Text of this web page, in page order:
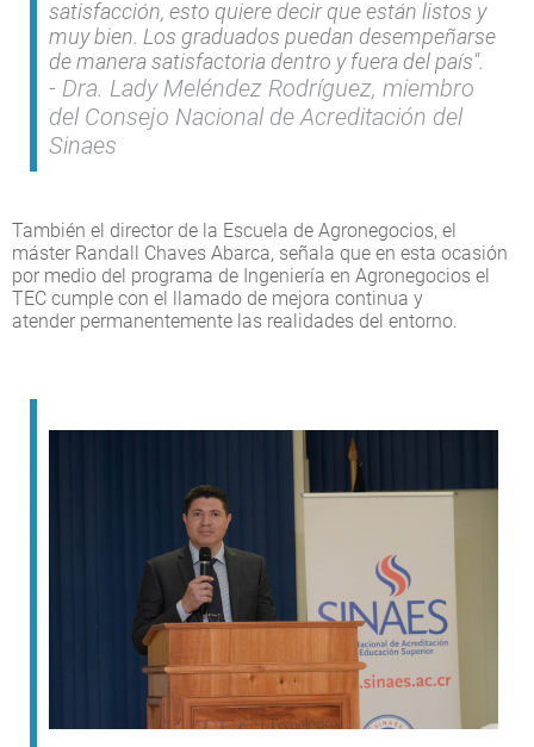
satisfacción, esto quiere decir que están listos y
muy bien. Los graduados puedan desempeñarse
de manera satisfactoria dentro y fuera del país".
Dra. Lady Meléndez Rodríguez, miembro
del Consejo Nacional de Acreditación del
Sinaes
También el director de la Escuela de Agronegocios, el
máster Randall Chaves Abarca, señala que en esta ocasión
por medio del programa de Ingeniería en Agronegocios el
TEC cumple con el llamado de mejora continua y
atender permanentemente las realidades del entorno.